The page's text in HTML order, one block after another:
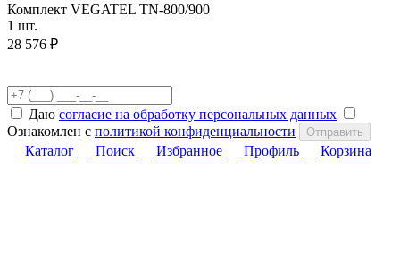
Комплект VEGATEL TN-800/900
1 шт.
28 576 ₽
Даю согласие на обработку персональных данных
Ознакомлен с политикой конфиденциальности Отправить
Каталог Поиск Избранное Профиль Корзина